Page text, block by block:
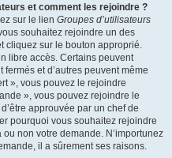
et comment les rejoindre ?
sur le lien Groupes d’utilisateurs
souhaitez rejoindre un des
cliquez sur le bouton approprié.
libre accès. Certains peuvent
et d’autres peuvent même
», vous pouvez le rejoindre
», vous pouvez rejoindre le
approuvée par un chef de
pourquoi vous souhaitez rejoindre
non votre demande. N’importunez
il a sûrement ses raisons.